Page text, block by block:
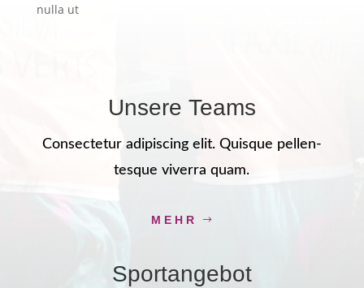
nulla ut
Unse­re Teams
Con­sec­te­tur adi­pi­scing elit. Quis­que pel­len­
tes­que viver­ra quam.
MEHR
Sport­an­ge­bot